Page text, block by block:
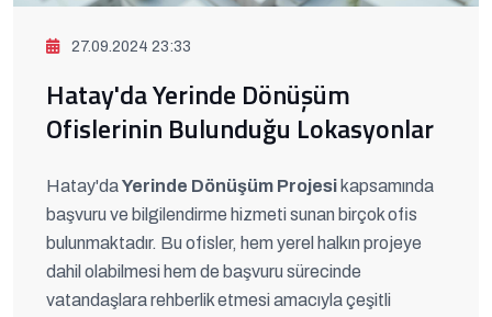
27.09.2024 23:33
Hatay'da Yerinde Dönüşüm
Ofislerinin Bulunduğu Lokasyonlar
Hatay'daYerinde Dönüşüm Projesi kapsamında
başvuru ve bilgilendirme hizmeti sunan birçok ofis
bulunmaktadır. Bu ofisler, hem yerel halkın projeye
dahil olabilmesi hem de başvuru sürecinde
vatandaşlara rehberlik etmesi amacıyla çeşitli